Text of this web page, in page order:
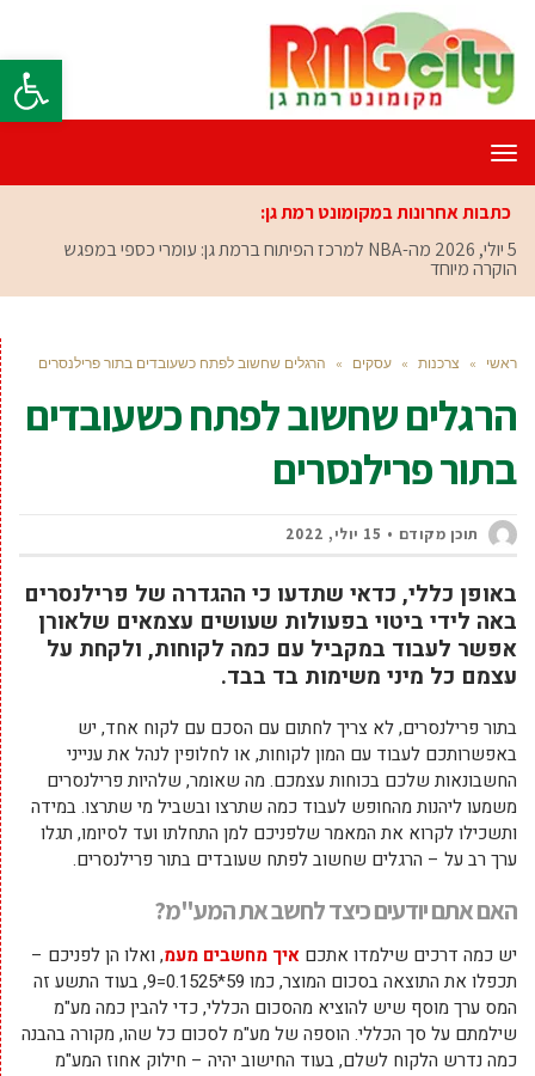
פתח
תפריט
כתבות אחרונות במקומונט רמת גן:
5 יולי, 2026
מה-NBA למרכז הפיתוח ברמת גן: עומרי כספי במפגש
הוקרה מיוחד
ראשי » צרכנות » עסקים » הרגלים שחשוב לפתח כשעובדים בתור פרילנסרים
הרגלים שחשוב לפתח כשעובדים
בתור פרילנסרים
תוכן מקודם 15 יולי, 2022
באופן כללי, כדאי שתדעו כי ההגדרה של פרילנסרים
באה לידי ביטוי בפעולות שעושים עצמאים שלאורן
אפשר לעבוד במקביל עם כמה לקוחות, ולקחת על
עצמם כל מיני משימות בד בבד.
בתור פרילנסרים, לא צריך לחתום עם הסכם עם לקוח אחד, יש
באפשרותכם לעבוד עם המון לקוחות, או לחלופין לנהל את ענייני
החשבונאות שלכם בכוחות עצמכם. מה שאומר, שלהיות פרילנסרים
משמעו ליהנות מהחופש לעבוד כמה שתרצו ובשביל מי שתרצו. במידה
ותשכילו לקרוא את המאמר שלפניכם למן התחלתו ועד לסיומו, תגלו
ערך רב על – הרגלים שחשוב לפתח שעובדים בתור פרילנסרים.
האם אתם יודעים כיצד לחשב את המע"מ?
יש כמה דרכים שילמדו אתכם איך מחשבים מעמ, ואלו הן לפניכם –
תכפלו את התוצאה בסכום המוצר, כמו 59*0.1525=9, בעוד התשע זה
המס ערך מוסף שיש להוציא מהסכום הכללי, כדי להבין כמה מע"מ
שילמתם על סך הכללי. הוספה של מע"מ לסכום כל שהו, מקורה בהבנה
כמה נדרש הלקוח לשלם, בעוד החישוב יהיה – חילוק אחוז המע"מ